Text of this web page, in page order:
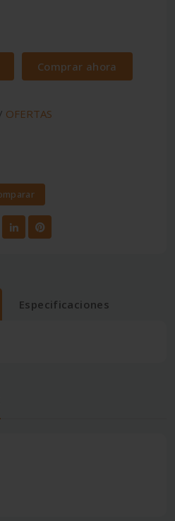
Comprar ahora
/ OFERTAS
Especificaciones